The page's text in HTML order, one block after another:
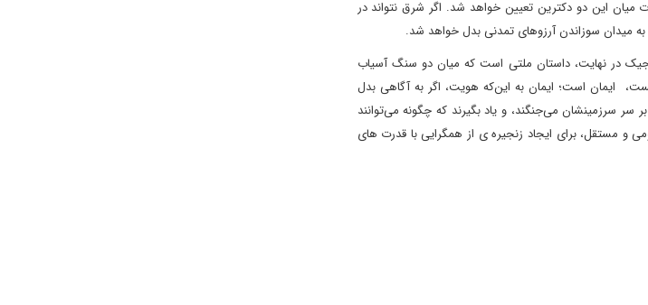
این دو دکترین تعیین خواهد شد. اگر شرق نتواند در
به میدان سوزاندن آرزوهای تمدنی بدل خواهد شد.
در نهایت، داستان ملتی است که میان دو سنگ آسیاب
ایمان است؛ ایمان به این‌که هویت، اگر به آگاهی بدل
سر سرزمینشان می‌جنگند، و یاد بگیرند که چگونه می‌توانند
و مستقل، برای ایجاد زنجیره ی از همگرایی با قدرت های